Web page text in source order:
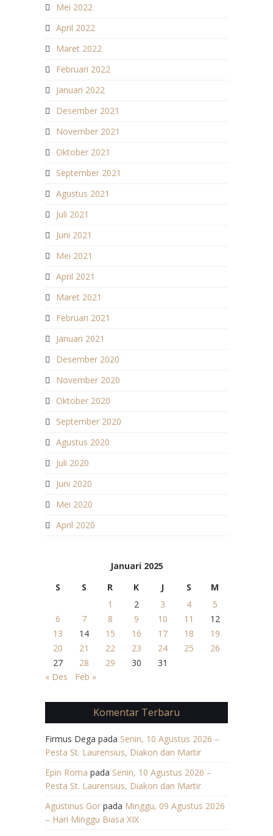
Mei 2022
April 2022
Maret 2022
Februari 2022
Januari 2022
Desember 2021
November 2021
Oktober 2021
September 2021
Agustus 2021
Juli 2021
Juni 2021
Mei 2021
April 2021
Maret 2021
Februari 2021
Januari 2021
Desember 2020
November 2020
Oktober 2020
September 2020
Agustus 2020
Juli 2020
Juni 2020
Mei 2020
April 2020
Januari 2025
S
S R K J S
M
1
2 3 4
5
6
7 8 9 10 11
12
13
14 15 16 17 18
19
20
21 22 23 24 25
26
27
28 29 30
31
« Des
Feb »
Komentar Terbaru
Firmus Dega pada Senin, 10 Agustus 2026 –
Pesta St. Laurensius, Diakon dan Martir
Epin Roma pada Senin, 10 Agustus 2026 –
Pesta St. Laurensius, Diakon dan Martir
Agustinus Gor pada Minggu, 09 Agustus 2026
– Hari Minggu Biasa XIX